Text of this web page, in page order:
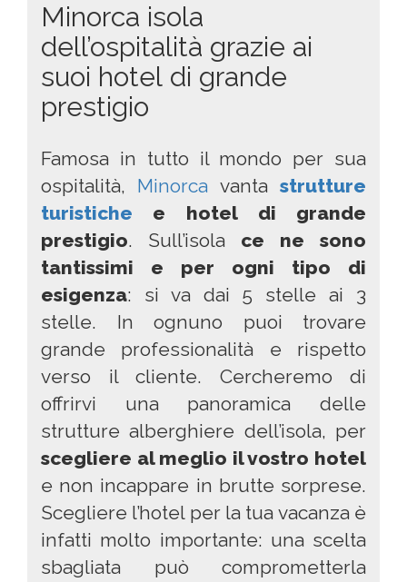
Minorca isola
dell’ospitalità grazie ai
suoi hotel di grande
prestigio
Famosa in tutto il mondo per sua
ospitalità, Minorca vantastrutture
turistiche e hotel di grande
prestigio. Sull’isola ce ne sono
tantissimi e per ogni tipo di
esigenza: si va dai 5 stelle ai 3
stelle. In ognuno puoi trovare
grande professionalità e rispetto
verso il cliente. Cercheremo di
offrirvi una panoramica delle
strutture alberghiere dell’isola, per
scegliere al meglio il vostro hotel
e non incappare in brutte sorprese.
Scegliere l’hotel per la tua vacanza è
infatti molto importante: una scelta
sbagliata può comprometterla